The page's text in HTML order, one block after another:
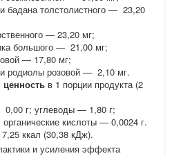
бадана толстолистного — 23,20
— 23,20 мг;
большого — 21,00 мг;
— 17,80 мг;
родиолы розовой — 2,10 мг.
ценность в 1 порции продукта (2
г; углеводы — 1,80 г;
кислоты — 0,0024 г.
ккал (30,38 кДж).
и усиления эффекта